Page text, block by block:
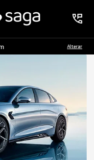
Alterar